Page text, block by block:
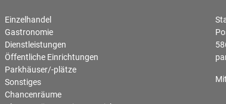
Einzelhandel
Gastronomie
Dienstleistungen
Öffentliche Einrichtungen
Parkhäuser/-plätze
Sonstiges
Chancenräume